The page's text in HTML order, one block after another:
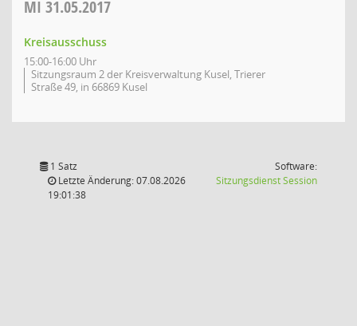
MI 31.05.2017
Kreisausschuss
15:00-16:00 Uhr
Sitzungsraum 2 der Kreisverwaltung Kusel, Trierer
Straße 49, in 66869 Kusel
1 Satz
Letzte Änderung: 07.08.2026
19:01:38
Software:
SitzungsdienstSession(Wird in